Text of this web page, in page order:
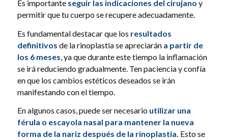
Es importanteseguir las indicaciones del cirujano y
permitir que tu cuerpo se recupere adecuadamente.
Es fundamental destacar que los resultados
definitivos de la rinoplastia se apreciarána partir de
los 6 meses , ya que durante este tiempo la inflamación
se irá reduciendo gradualmente. Ten paciencia y confía
en que los cambios estéticos deseados se irán
manifestando con el tiempo.
En algunos casos, puede ser necesarioutilizar una
férula o escayola nasal para mantener la nueva
forma de la nariz después de la rinoplastia. Esto se